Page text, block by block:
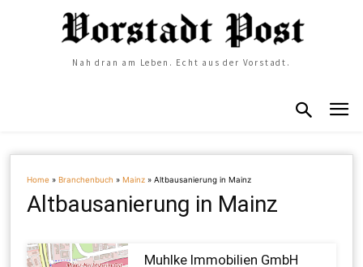
Nah dran am Leben. Echt aus der Vorstadt.
Home »Branchenbuch »Mainz »Altbausanierung in Mainz
Altbausanierung in Mainz
Muhlke Immobilien GmbH